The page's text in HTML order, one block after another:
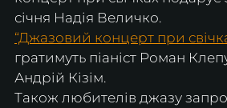
січня Надія Величко.
“Джазовий концерт при
гратимуть піаніст Роман
Андрій Кізім.
Також любителів джазу